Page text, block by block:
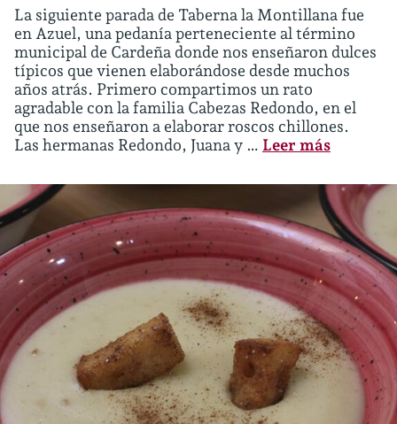
La siguiente parada de Taberna la Montillana fue
en Azuel, una pedanía perteneciente al término
municipal de Cardeña donde nos enseñaron dulces
típicos que vienen elaborándose desde muchos
años atrás. Primero compartimos un rato
agradable con la familia Cabezas Redondo, en el
que nos enseñaron a elaborar roscos chillones.
Las hermanas Redondo, Juana y … Leer más